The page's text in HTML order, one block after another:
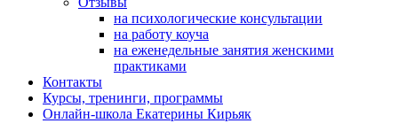
на психологические консультации
на работу коуча
на еженедельные занятия женскими
практиками
Контакты
Курсы, тренинги, программы
Онлайн-школа Екатерины Кирьяк